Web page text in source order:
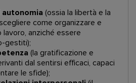
(ossia la libertà e la
come organizzare e
anziché essere
gestiti);
(la gratificazione e
dal sentirsi efficaci, capaci
le sfide);